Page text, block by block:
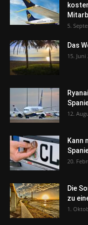
5.
Das
15. Juni
12.
Kann
20.
Die
zu
1.